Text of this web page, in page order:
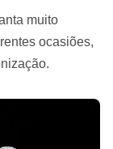
muito
ocasiões,